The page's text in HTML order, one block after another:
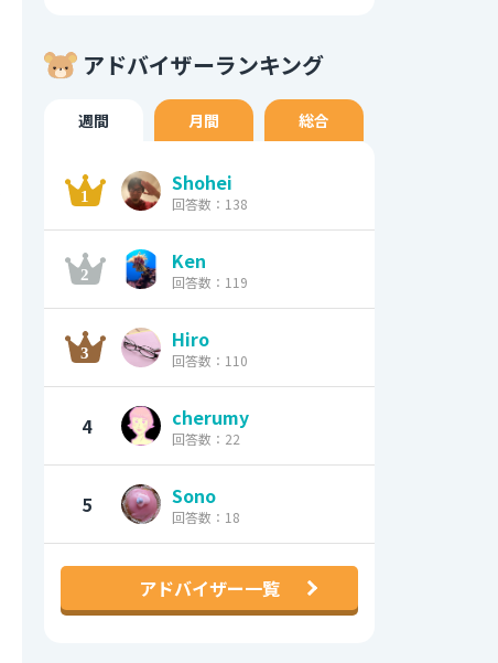
アドバイザーランキング
週間 月間 総合
Shohei
回答数：138
Ken
回答数：119
Hiro
回答数：110
4 cherumy
回答数：22
5 Sono
回答数：18
アドバイザー一覧